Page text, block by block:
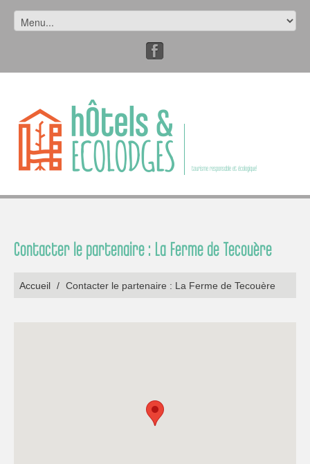
tourisme responsable et écologique!
Contacter le partenaire : La Ferme de Tecouère
Accueil / Contacter le partenaire : La Ferme de Tecouère